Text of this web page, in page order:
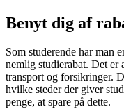
Benyt dig af
Som studerende har man
nemlig studierabat. Det er
transport og forsikringer.
hvilke steder der giver
penge, at spare på dette.